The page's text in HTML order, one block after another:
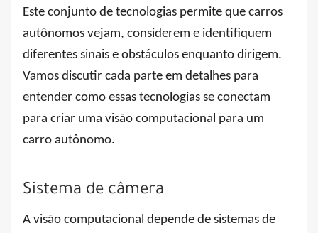
Este conjunto de tecnologias permite que carros
autônomos vejam, considerem e identifiquem
diferentes sinais e obstáculos enquanto dirigem.
Vamos discutir cada parte em detalhes para
entender como essas tecnologias se conectam
para criar uma visão computacional para um
carro autônomo.
Sistema de câmera
A visão computacional depende de sistemas de